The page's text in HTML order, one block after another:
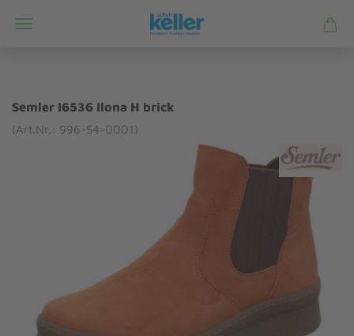
Semler I6536 Ilona H brick
(Art.Nr.: 996-54-0001)